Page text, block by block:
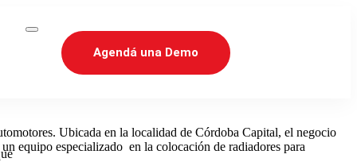
Agendá una Demo
Ubicada en la localidad de Córdoba Capital, el negocio
equipo especializado en la colocación de radiadores para